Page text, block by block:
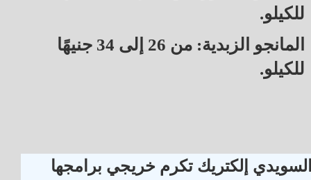
للكيلو.
المانجو الزبدية: من 26 إلى 34 جنيهًا
للكيلو.
إلكتريك تكرم خريجي برامجها